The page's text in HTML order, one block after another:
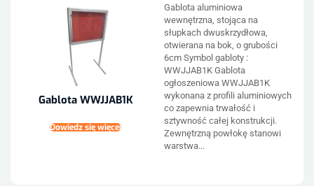
Gablota WWJJAB1K
Dowiedz się więcej
Gablota aluminiowa
wewnętrzna, stojąca na
słupkach dwuskrzydłowa,
otwierana na bok, o grubości
6cm Symbol gabloty :
WWJJAB1K Gablota
ogłoszeniowa WWJJAB1K
wykonana z profili aluminiowych
co zapewnia trwałość i
sztywność całej konstrukcji.
Zewnętrzną powłokę stanowi
warstwa...